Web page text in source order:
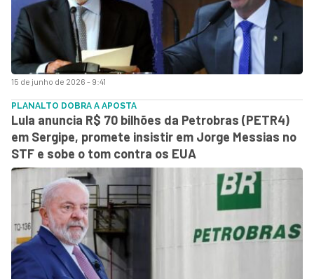
15 de junho de 2026 - 9:41
PLANALTO DOBRA A APOSTA
Lula anuncia R$ 70 bilhões da Petrobras (PETR4)
em Sergipe, promete insistir em Jorge Messias no
STF e sobe o tom contra os EUA